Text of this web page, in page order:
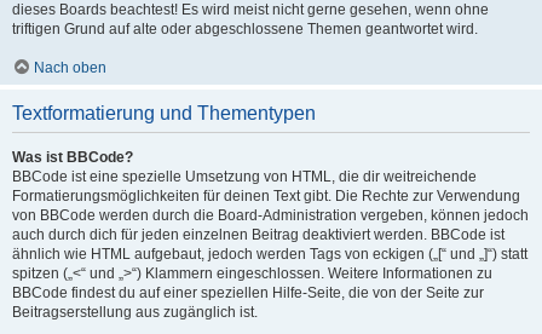
dieses Boards beachtest! Es wird meist nicht gerne gesehen, wenn ohne
triftigen Grund auf alte oder abgeschlossene Themen geantwortet wird.
Nach oben
Textformatierung und Thementypen
Was ist BBCode?
BBCode ist eine spezielle Umsetzung von HTML, die dir weitreichende
Formatierungsmöglichkeiten für deinen Text gibt. Die Rechte zur Verwendung
von BBCode werden durch die Board-Administration vergeben, können jedoch
auch durch dich für jeden einzelnen Beitrag deaktiviert werden. BBCode ist
ähnlich wie HTML aufgebaut, jedoch werden Tags von eckigen („[“ und „]“) statt
spitzen („<“ und „>“) Klammern eingeschlossen. Weitere Informationen zu
BBCode findest du auf einer speziellen Hilfe-Seite, die von der Seite zur
Beitragserstellung aus zugänglich ist.